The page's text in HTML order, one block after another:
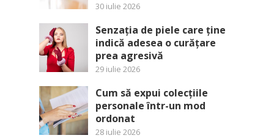
30 iulie 2026
Senzația de piele care ține
indică adesea o curățare
prea agresivă
29 iulie 2026
Cum să expui colecțiile
personale într-un mod
ordonat
28 iulie 2026